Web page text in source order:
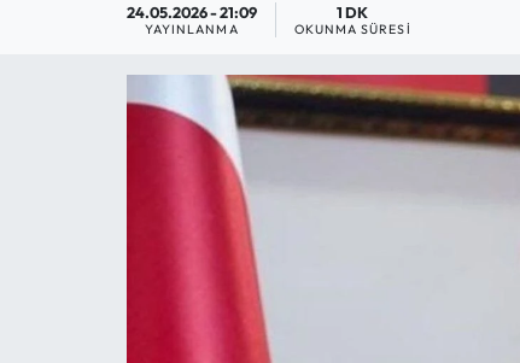
24.05.2026 - 21:09
YAYINLANMA
1 DK
OKUNMA SÜRESI
MAGAZİN